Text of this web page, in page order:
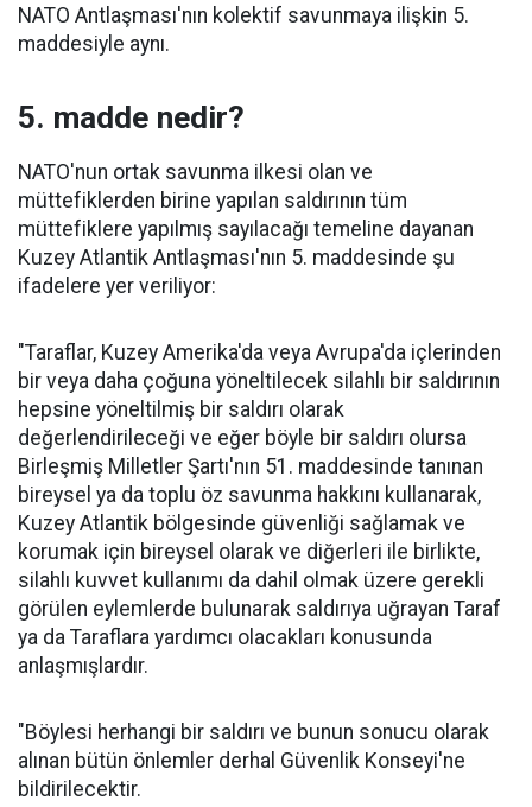
NATO Antlaşması'nın kolektif savunmaya ilişkin 5.
maddesiyle aynı.
5. madde nedir?
NATO'nun ortak savunma ilkesi olan ve
müttefiklerden birine yapılan saldırının tüm
müttefiklere yapılmış sayılacağı temeline dayanan
Kuzey Atlantik Antlaşması'nın 5. maddesinde şu
ifadelere yer veriliyor:
"Taraflar, Kuzey Amerika'da veya Avrupa'da içlerinden
bir veya daha çoğuna yöneltilecek silahlı bir saldırının
hepsine yöneltilmiş bir saldırı olarak
değerlendirileceği ve eğer böyle bir saldırı olursa
Birleşmiş Milletler Şartı'nın 51. maddesinde tanınan
bireysel ya da toplu öz savunma hakkını kullanarak,
Kuzey Atlantik bölgesinde güvenliği sağlamak ve
korumak için bireysel olarak ve diğerleri ile birlikte,
silahlı kuvvet kullanımı da dahil olmak üzere gerekli
görülen eylemlerde bulunarak saldırıya uğrayan Taraf
ya da Taraflara yardımcı olacakları konusunda
anlaşmışlardır.
"Böylesi herhangi bir saldırı ve bunun sonucu olarak
alınan bütün önlemler derhal Güvenlik Konseyi'ne
bildirilecektir.